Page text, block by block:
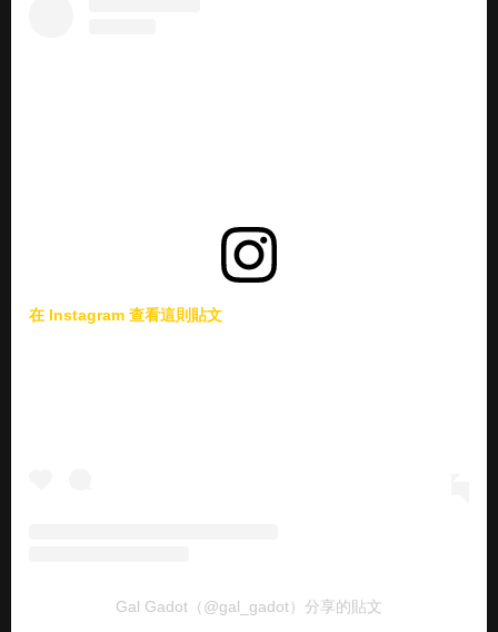
在 Instagram 查看這則貼文
Gal Gadot（@gal_gadot）分享的貼文